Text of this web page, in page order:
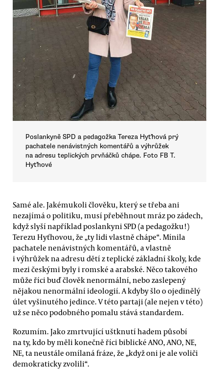
Poslankyně SPD a pedagožka Tereza Hyťhová prý
pachatele nenávistných komentářů a výhrůžek
na adresu teplických prvňáčků chápe. Foto FB T.
Hyťhové
Samé ale. Jakémukoli člověku, který se třeba ani
nezajímá o politiku, musí přeběhnout mráz po zádech,
když slyší například poslankyni SPD (a pedagožku!)
Terezu Hyťhovou, že „ty lidi vlastně chápe“. Mínila
pachatele nenávistných komentářů, a vlastně
i výhrůžek na adresu dětí z teplické základní školy, kde
mezi českými byly i romské a arabské. Něco takového
může říci buď člověk nenormální, nebo zaslepený
nějakou nenormální ideologií. A kdyby šlo o ojedinělý
úlet vyšinutého jedince. V této partaji (ale nejen v této)
už se něco podobného pomalu stává standardem.
Rozumím. Jako zmrtvující uštknutí hadem působí
na ty, kdo by měli konečně říci biblické ANO, ANO, NE,
NE, ta neustále omílaná fráze, že „když oni je ale voliči
demokraticky zvolili“.